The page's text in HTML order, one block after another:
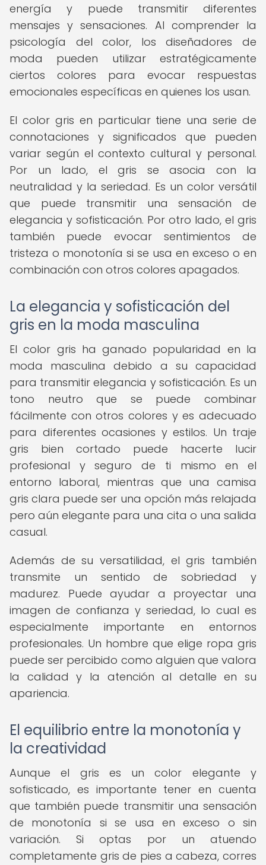
energía y puede transmitir diferentes
mensajes y sensaciones. Al comprender la
psicología del color, los diseñadores de
moda pueden utilizar estratégicamente
ciertos colores para evocar respuestas
emocionales específicas en quienes los usan.
El color gris en particular tiene una serie de
connotaciones y significados que pueden
variar según el contexto cultural y personal.
Por un lado, el gris se asocia con la
neutralidad y la seriedad. Es un color versátil
que puede transmitir una sensación de
elegancia y sofisticación. Por otro lado, el gris
también puede evocar sentimientos de
tristeza o monotonía si se usa en exceso o en
combinación con otros colores apagados.
La elegancia y sofisticación del
gris en la moda masculina
El color gris ha ganado popularidad en la
moda masculina debido a su capacidad
para transmitir elegancia y sofisticación. Es un
tono neutro que se puede combinar
fácilmente con otros colores y es adecuado
para diferentes ocasiones y estilos. Un traje
gris bien cortado puede hacerte lucir
profesional y seguro de ti mismo en el
entorno laboral, mientras que una camisa
gris clara puede ser una opción más relajada
pero aún elegante para una cita o una salida
casual.
Además de su versatilidad, el gris también
transmite un sentido de sobriedad y
madurez. Puede ayudar a proyectar una
imagen de confianza y seriedad, lo cual es
especialmente importante en entornos
profesionales. Un hombre que elige ropa gris
puede ser percibido como alguien que valora
la calidad y la atención al detalle en su
apariencia.
El equilibrio entre la monotonía y
la creatividad
Aunque el gris es un color elegante y
sofisticado, es importante tener en cuenta
que también puede transmitir una sensación
de monotonía si se usa en exceso o sin
variación. Si optas por un atuendo
completamente gris de pies a cabeza, corres